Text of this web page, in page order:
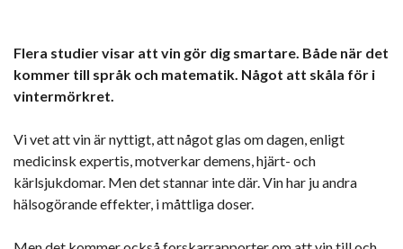
Flera studier visar att vin gör dig smartare. Både när det
kommer till språk och matematik. Något att skåla för i
vintermörkret.
Vi vet att vin är nyttigt, att något glas om dagen, enligt
medicinsk expertis, motverkar demens, hjärt- och
kärlsjukdomar. Men det stannar inte där. Vin har ju andra
hälsogörande effekter, i måttliga doser.